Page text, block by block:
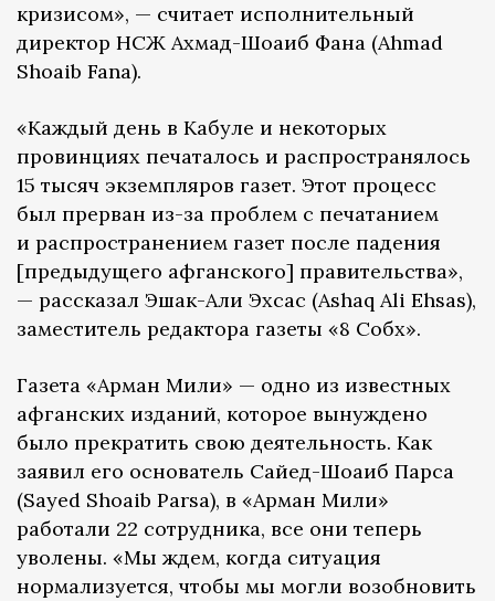
кризисом», — считает исполнительный
директор НСЖ Ахмад-Шоаиб Фана (Ahmad
Shoaib Fana).
«Каждый день в Кабуле и некоторых
провинциях печаталось и распространялось
15 тысяч экземпляров газет. Этот процесс
был прерван из-за проблем с печатанием
и распространением газет после падения
[предыдущего афганского] правительства»,
— рассказал Эшак-Али Эхсас (Ashaq Ali Ehsas),
заместитель редактора газеты «8 Собх».
Газета «Арман Мили» — одно из известных
афганских изданий, которое вынуждено
было прекратить свою деятельность. Как
заявил его основатель Сайед-Шоаиб Парса
(Sayed Shoaib Parsa), в «Арман Мили»
работали 22 сотрудника, все они теперь
уволены. «Мы ждем, когда ситуация
нормализуется, чтобы мы могли возобновить